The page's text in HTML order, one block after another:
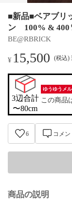
■新品■ベアブリ
ン 100% & 400
BE@RBRICK
¥ 15,500 (税込)
3辺合計
〜80cm
ゆうゆうメ
この商品
6 コメン
商品の説明